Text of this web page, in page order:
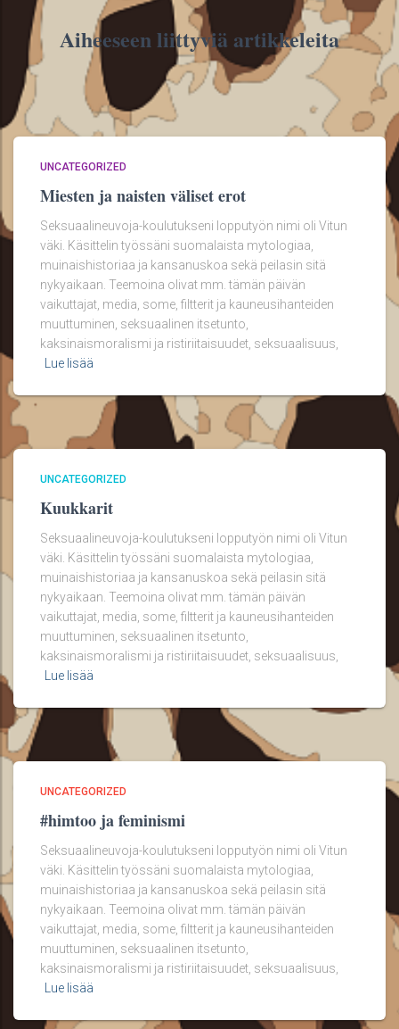
Aiheeseen liittyviä artikkeleita
UNCATEGORIZED
Miesten ja naisten väliset erot
Seksuaalineuvoja-koulutukseni lopputyön nimi oli Vitun
väki. Käsittelin työssäni suomalaista mytologiaa,
muinaishistoriaa ja kansanuskoa sekä peilasin sitä
nykyaikaan. Teemoina olivat mm. tämän päivän
vaikuttajat, media, some, filtterit ja kauneusihanteiden
muuttuminen, seksuaalinen itsetunto,
kaksinaismoralismi ja ristiriitaisuudet, seksuaalisuus,
Lue lisää
UNCATEGORIZED
Kuukkarit
Seksuaalineuvoja-koulutukseni lopputyön nimi oli Vitun
väki. Käsittelin työssäni suomalaista mytologiaa,
muinaishistoriaa ja kansanuskoa sekä peilasin sitä
nykyaikaan. Teemoina olivat mm. tämän päivän
vaikuttajat, media, some, filtterit ja kauneusihanteiden
muuttuminen, seksuaalinen itsetunto,
kaksinaismoralismi ja ristiriitaisuudet, seksuaalisuus,
Lue lisää
UNCATEGORIZED
#himtoo ja feminismi
Seksuaalineuvoja-koulutukseni lopputyön nimi oli Vitun
väki. Käsittelin työssäni suomalaista mytologiaa,
muinaishistoriaa ja kansanuskoa sekä peilasin sitä
nykyaikaan. Teemoina olivat mm. tämän päivän
vaikuttajat, media, some, filtterit ja kauneusihanteiden
muuttuminen, seksuaalinen itsetunto,
kaksinaismoralismi ja ristiriitaisuudet, seksuaalisuus,
Lue lisää